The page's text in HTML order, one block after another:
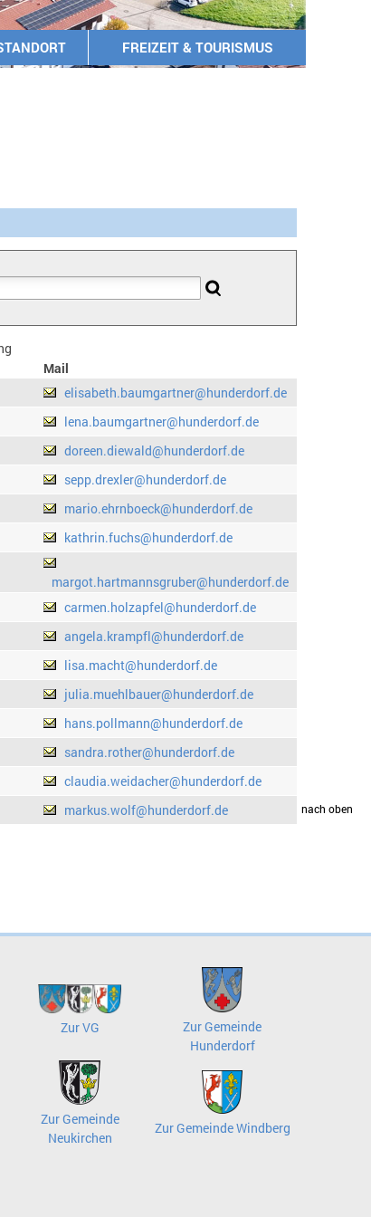
FREIZEIT & TOURISMUS
Mail
elisabeth.baumgartner@hunderdorf.de
lena.baumgartner@hunderdorf.de
doreen.diewald@hunderdorf.de
sepp.drexler@hunderdorf.de
mario.ehrnboeck@hunderdorf.de
kathrin.fuchs@hunderdorf.de
margot.hartmannsgruber@hunderdorf.de
carmen.holzapfel@hunderdorf.de
angela.krampfl@hunderdorf.de
lisa.macht@hunderdorf.de
julia.muehlbauer@hunderdorf.de
hans.pollmann@hunderdorf.de
sandra.rother@hunderdorf.de
claudia.weidacher@hunderdorf.de
markus.wolf@hunderdorf.dedrucken nach oben
Zur VG
Zur Gemeinde
Hunderdorf
Zur Gemeinde
Neukirchen
Zur Gemeinde Windberg